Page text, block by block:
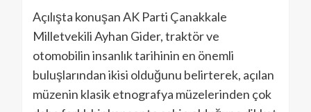
Açılışta konuşan AK Parti Çanakkale
Milletvekili Ayhan Gider, traktör ve
otomobilin insanlık tarihinin en önemli
buluşlarından ikisi olduğunu belirterek, açılan
müzenin klasik etnografya müzelerinden çok